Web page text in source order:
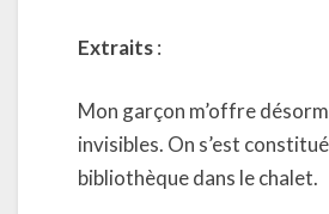
Extraits:
Mon garçon m’offre
invisibles. On s’est
bibliothèque dans le chalet.